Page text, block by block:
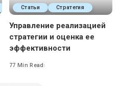
Статьи Стратегия
Управление реализацией
стратегии и оценка ее
эффективности
77 Min Read